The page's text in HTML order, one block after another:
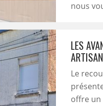
nous
LES
Le
offre un